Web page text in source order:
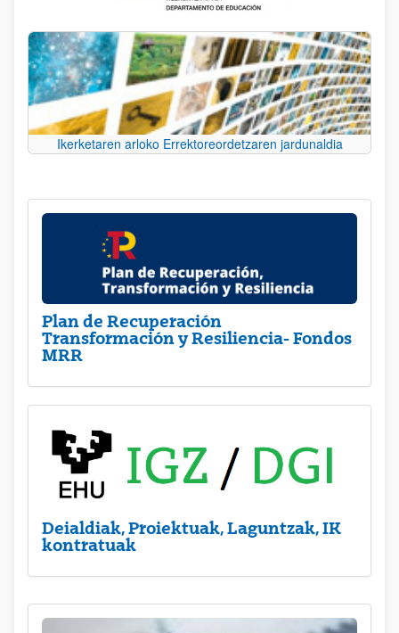
Ikerketaren arloko Errektoreordetzaren jardunaldia
Plan de Recuperación
Transformación y Resiliencia- Fondos
MRR
Deialdiak, Proiektuak, Laguntzak, IK
kontratuak